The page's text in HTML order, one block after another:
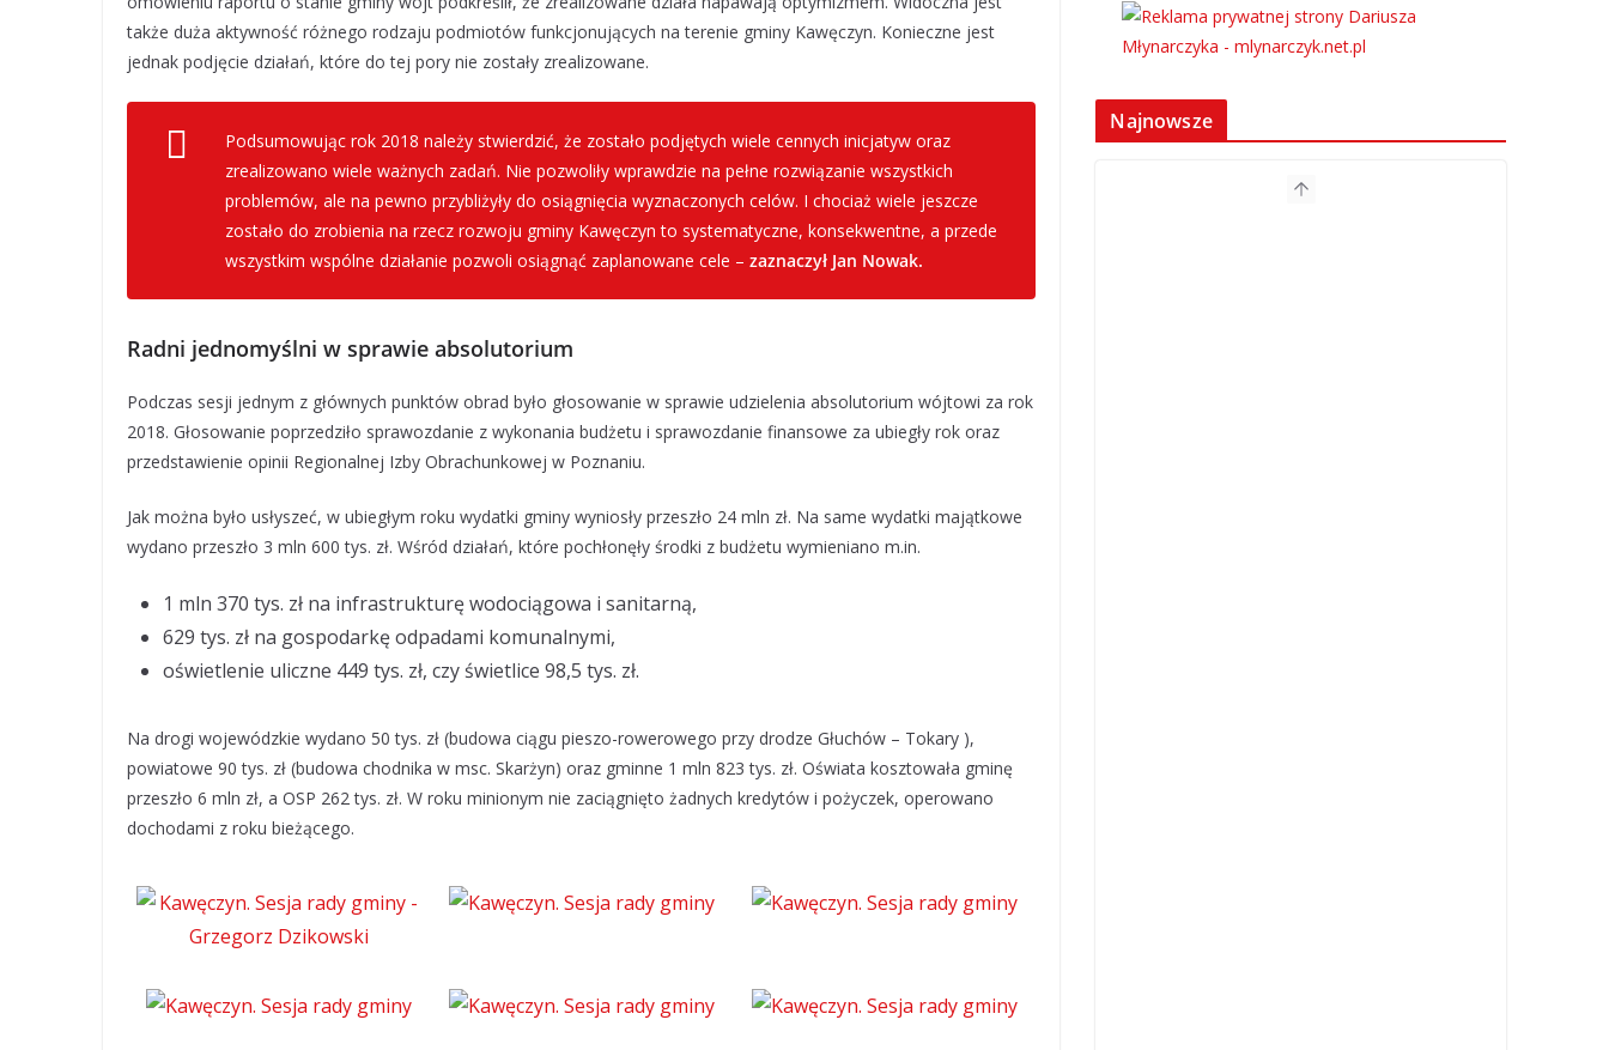
także duża aktywność różnego rodzaju podmiotów funkcjonujących na terenie gminy Kawęczyn. Konieczne jest
jednak podjęcie działań, które do tej pory nie zostały zrealizowane.
Podsumowując rok 2018 należy stwierdzić, że zostało podjętych wiele cennych inicjatyw oraz
zrealizowano wiele ważnych zadań. Nie pozwoliły wprawdzie na pełne rozwiązanie wszystkich
problemów, ale na pewno przybliżyły do osiągnięcia wyznaczonych celów. I chociaż wiele jeszcze
zostało do zrobienia na rzecz rozwoju gminy Kawęczyn to systematyczne, konsekwentne, a przede
wszystkim wspólne działanie pozwoli osiągnąć zaplanowane cele – zaznaczył Jan Nowak.
Radni jednomyślni w sprawie absolutorium
Podczas sesji jednym z głównych punktów obrad było głosowanie w sprawie udzielenia absolutorium wójtowi za rok
2018. Głosowanie poprzedziło sprawozdanie z wykonania budżetu i sprawozdanie finansowe za ubiegły rok oraz
przedstawienie opinii Regionalnej Izby Obrachunkowej w Poznaniu.
Jak można było usłyszeć, w ubiegłym roku wydatki gminy wyniosły przeszło 24 mln zł. Na same wydatki majątkowe
wydano przeszło 3 mln 600 tys. zł. Wśród działań, które pochłonęły środki z budżetu wymieniano m.in.
1 mln 370 tys. zł na infrastrukturę wodociągowa i sanitarną,
629 tys. zł na gospodarkę odpadami komunalnymi,
oświetlenie uliczne 449 tys. zł, czy świetlice 98,5 tys. zł.
Na drogi wojewódzkie wydano 50 tys. zł (budowa ciągu pieszo-rowerowego przy drodze Głuchów – Tokary ),
powiatowe 90 tys. zł (budowa chodnika w msc. Skarżyn) oraz gminne 1 mln 823 tys. zł. Oświata kosztowała gminę
przeszło 6 mln zł, a OSP 262 tys. zł. W roku minionym nie zaciągnięto żadnych kredytów i pożyczek, operowano
dochodami z roku bieżącego.
Najnowsze